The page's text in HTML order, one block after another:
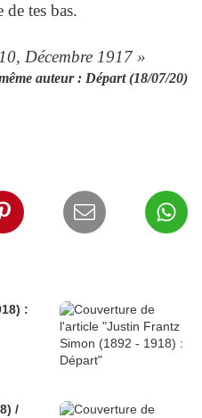
tes bas.
Décembre 1917 »
auteur : Départ (18/07/20)
:
/